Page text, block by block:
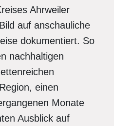
Ahrweiler
auf anschauliche
dokumentiert. So
nachhaltigen
einen
Monate
Ausblick auf